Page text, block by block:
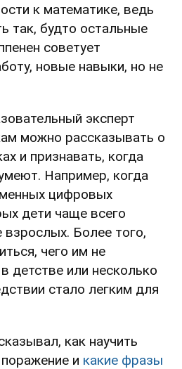
к математике, ведь
так, будто остальные
советует
новые навыки, но не
эксперт
можно рассказывать о
и признавать, когда
Например, когда
цифровых
дети чаще всего
Более того,
чего им не
детстве или несколько
стало легким для
как научить
и какие фразы